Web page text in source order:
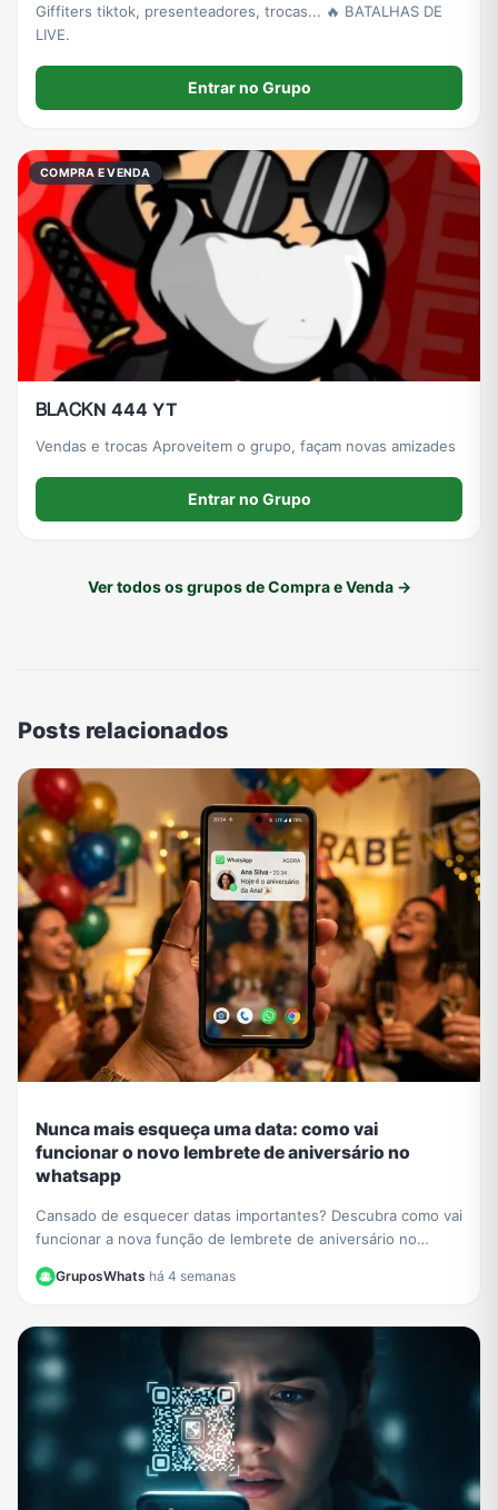
Giffiters tiktok, presenteadores, trocas... 🔥 BATALHAS DE
LIVE.
Entrar no Grupo
COMPRA E VENDA
ᏴᏞᎪᏟᏦN 444 YT
Vendas e trocas Aproveitem o grupo, façam novas amizades
Entrar no Grupo
Ver todos os grupos de Compra e Venda →
Posts relacionados
Nunca mais esqueça uma data: como vai
funcionar o novo lembrete de aniversário no
whatsapp
Cansado de esquecer datas importantes? Descubra como vai
funcionar a nova função de lembrete de aniversário no
WhatsApp e nunca mais perca uma comemoração.
GruposWhats·há 4 semanas